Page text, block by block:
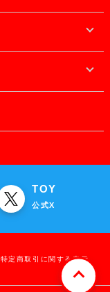
TOY
公式X
特定商取引に関する表示